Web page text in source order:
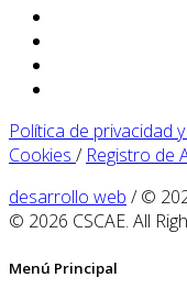
Política de privacidad
Cookies / Registro de
desarrollo web / ©
© 2026 CSCAE. All
Menú Principal